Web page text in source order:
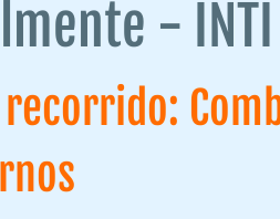
-
recorrido: